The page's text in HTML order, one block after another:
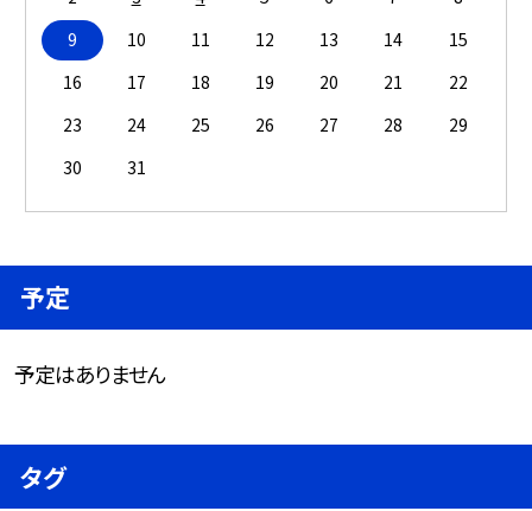
9
10 11 12 13 14
15
16
17 18 19 20 21
22
23
24 25 26 27 28
29
30
31
予定
予定はありません
タグ